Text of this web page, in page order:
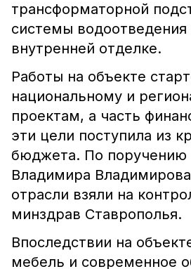
трансформаторной
системы водоотведения
внутренней отделке.
Работы на объекте
национальному и
проектам, а часть
эти цели поступила из
бюджета. По поручению
Владимира
отрасли взяли на
минздрав Ставрополья.
Впоследствии на
мебель и современное